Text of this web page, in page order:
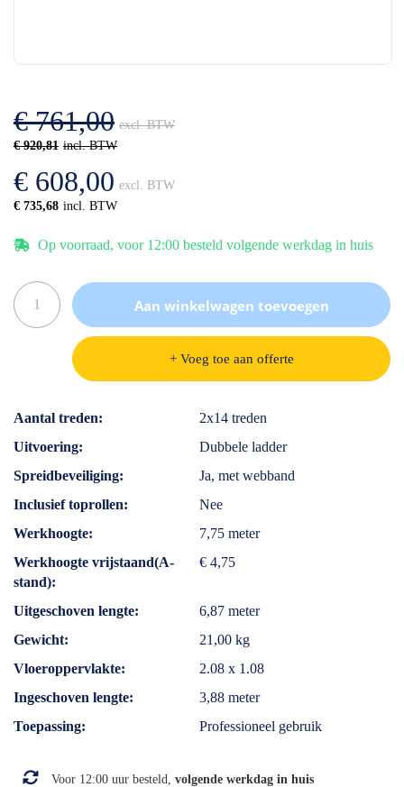
gallerij
€ 920,81
€ 761,00
€ 735,68
€ 608,00
Op voorraad, voor 12:00 besteld volgende werkdag in huis
Aan winkelwagen toevoegen
+ Voeg toe aan offerte
Specificaties
Aantal treden
2x14 treden
Uitvoering
Dubbele ladder
Spreidbeveiliging
Ja, met webband
Inclusief toprollen
Nee
Werkhoogte
7,75 meter
Werkhoogte vrijstaand(A-
stand)
€ 4,75
Uitgeschoven lengte
6,87 meter
Gewicht
21,00 kg
Vloeroppervlakte
2.08 x 1.08
Ingeschoven lengte
3,88 meter
Toepassing
Professioneel gebruik
Voor 12:00 uur besteld, volgende werkdag in huis